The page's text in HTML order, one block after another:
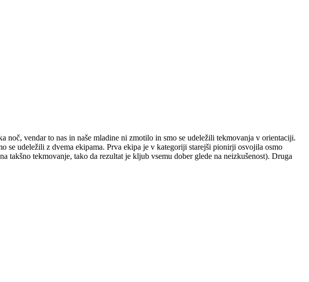
vendar to nas in naše mladine ni zmotilo in smo se udeležili tekmovanja v orientaciji.
udeležili z dvema ekipama. Prva ekipa je v kategoriji starejši pionirji osvojila osmo
takšno tekmovanje, tako da rezultat je kljub vsemu dober glede na neizkušenost). Druga